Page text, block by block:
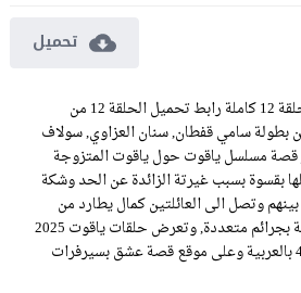
تحميل
مشاهدة مسلسل ياقوت الحلقة 12 كاملة رابط تحميل الحلقة 12 من
بطولة سامي قفطان, سنان العزاوي, سولاف
مسلسل ياقوت حول ياقوت المتزوجة
بقسوة بسبب غيرتة الزائدة عن الحد وشكة
وتصل الى العائلتين كمال يطارد من
قبل الشرطة بسبب مشاركتة بجرائم متعددة, وتعرض حلقات ياقوت 2025
يومياً على قناة ام بي سي 4 بالعربية وعلى موقع قصة عشق بسيرفرات